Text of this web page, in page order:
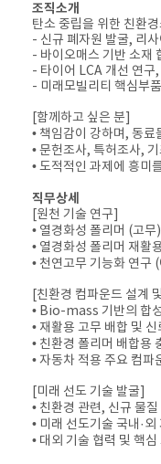
조직소개
탄소 중립을 위한 친환
- 신규 폐자원 발굴, 리
- 바이오매스 기반 소재
- 타이어 LCA 개선 연구
- 미래모빌리티 핵심부
[함께하고 싶은 분]
• 책임감이 강하며, 동
• 문헌조사, 특허조사,
• 도적적인 과제에 흥미
직무상세
[원천 기술 연구]
• 열경화성 폴리머 (고
• 열경화성 폴리머 재활
• 천연고무 기능화 연구
[친환경 컴파운드 설계
• Bio-mass 기반의 합
• 재활용 고무 배합 및
• 친환경 폴리머 배합용
• 자동차 적용 주요 컴
[미래 선도 기술 발굴]
• 친환경 관련, 신규 물
• 미래 선도기술 국내·
• 대외 기술 협력 및 핵